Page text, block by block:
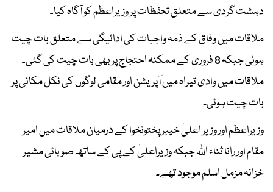
دہشت گردی سے متعلق تحفظات پر وزیراعظم کو آگاہ کیا۔
ملاقات میں وفاق کے ذمہ واجبات کی ادائیگی سے متعلق بات چیت
ہوئی جبکہ 8 فروری کے ممکنہ احتجاج پر بھی بات چیت کی گئی۔
ملاقات میں وادی تیراہ میں آپریشن اور مقامی لوگوں کی نکل مکانی پر
بات چیت ہوئی۔
وزیراعظم اور وزیر اعلیٰ خیبر پختونخوا کے درمیان ملاقات میں امیر
مقام اور رانا ثناء اللہ جبکہ وزیراعلیٰ کے پی کے ساتھ صوبائی مشیر
خزانہ مزمل اسلم موجود تھے۔